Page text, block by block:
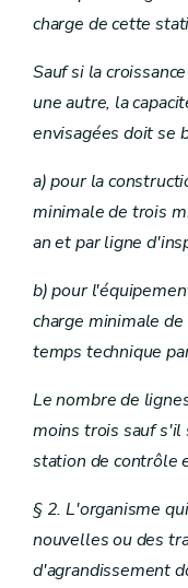
charge de cette
Sauf si la
une autre, la
envisagées doit se
a) pour la
minimale de trois
an et par ligne
b) pour
charge minimale
temps technique
Le nombre de
moins trois sauf s'il
station de contrôle
§ 2. L'organisme
nouvelles ou des
d'agrandissement